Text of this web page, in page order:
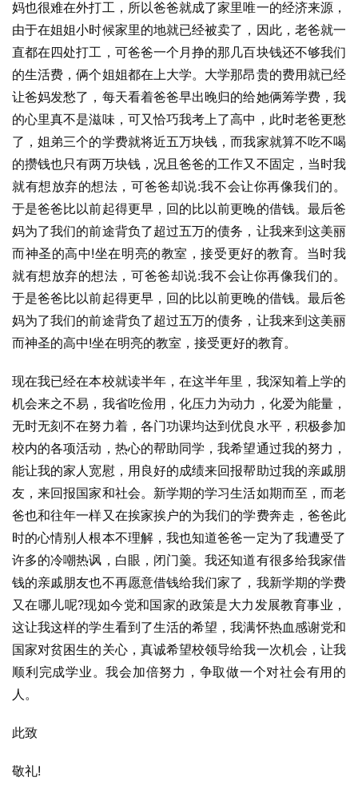
妈也很难在外打工，所以爸爸就成了家里唯一的经济来源，
由于在姐姐小时候家里的地就已经被卖了，因此，老爸就一
直都在四处打工，可爸爸一个月挣的那几百块钱还不够我们
的生活费，俩个姐姐都在上大学。大学那昂贵的费用就已经
让爸妈发愁了，每天看着爸爸早出晚归的给她俩筹学费，我
的心里真不是滋味，可又恰巧我考上了高中，此时老爸更愁
了，姐弟三个的学费就将近五万块钱，而我家就算不吃不喝
的攒钱也只有两万块钱，况且爸爸的工作又不固定，当时我
就有想放弃的想法，可爸爸却说:我不会让你再像我们的。
于是爸爸比以前起得更早，回的比以前更晚的借钱。最后爸
妈为了我们的前途背负了超过五万的债务，让我来到这美丽
而神圣的高中!坐在明亮的教室，接受更好的教育。当时我
就有想放弃的想法，可爸爸却说:我不会让你再像我们的。
于是爸爸比以前起得更早，回的比以前更晚的借钱。最后爸
妈为了我们的前途背负了超过五万的债务，让我来到这美丽
而神圣的高中!坐在明亮的教室，接受更好的教育。
现在我已经在本校就读半年，在这半年里，我深知着上学的
机会来之不易，我省吃俭用，化压力为动力，化爱为能量，
无时无刻不在努力着，各门功课均达到优良水平，积极参加
校内的各项活动，热心的帮助同学，我希望通过我的努力，
能让我的家人宽慰，用良好的成绩来回报帮助过我的亲戚朋
友，来回报国家和社会。新学期的学习生活如期而至，而老
爸也和往年一样又在挨家挨户的为我们的学费奔走，爸爸此
时的心情别人根本不理解，我也知道爸爸一定为了我遭受了
许多的冷嘲热讽，白眼，闭门羹。我还知道有很多给我家借
钱的亲戚朋友也不再愿意借钱给我们家了，我新学期的学费
又在哪儿呢?现如今党和国家的政策是大力发展教育事业，
这让我这样的学生看到了生活的希望，我满怀热血感谢党和
国家对贫困生的关心，真诚希望校领导给我一次机会，让我
顺利完成学业。我会加倍努力，争取做一个对社会有用的
人。
此致
敬礼!